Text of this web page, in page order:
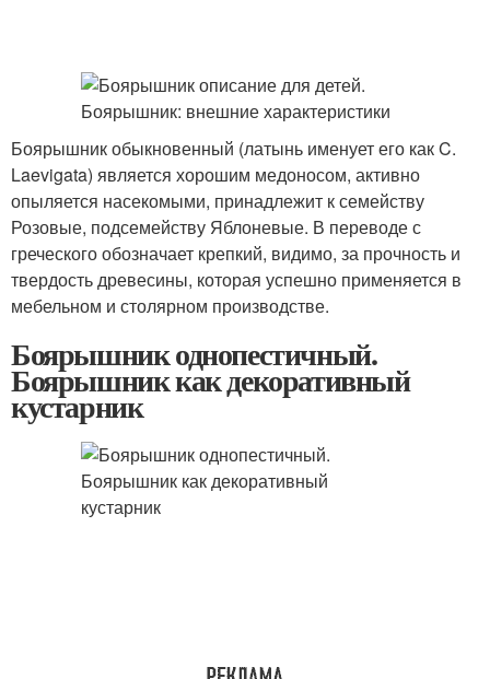
Боярышник обыкновенный (латынь именует его как C.
Laevigata) является хорошим медоносом, активно
опыляется насекомыми, принадлежит к семейству
Розовые, подсемейству Яблоневые. В переводе с
греческого обозначает крепкий, видимо, за прочность и
твердость древесины, которая успешно применяется в
мебельном и столярном производстве.
Боярышник однопестичный.
Боярышник как декоративный
кустарник